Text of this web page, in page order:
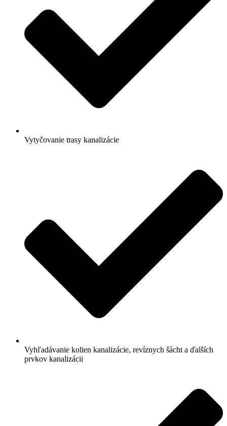
Vytyčovanie trasy kanalizácie
Vyhľadávanie kolien kanalizácie, revíznych šácht a ďalších
prvkov kanalizácii